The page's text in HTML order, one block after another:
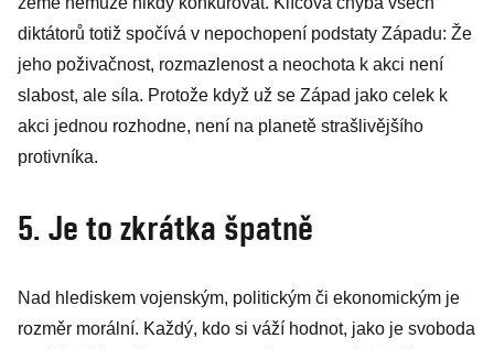
diktátorů totiž spočívá v nepochopení podstaty Západu: Že
jeho poživačnost, rozmazlenost a neochota k akci není
slabost, ale síla. Protože když už se Západ jako celek k
akci jednou rozhodne, není na planetě strašlivějšího
protivníka.
5. Je to zkrátka špatně
Nad hlediskem vojenským, politickým či ekonomickým je
rozměr morální. Každý, kdo si váží hodnot, jako je svoboda